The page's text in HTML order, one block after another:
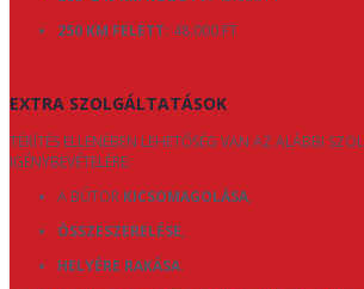
250 KM FELETT: 48.000 FT
EXTRA SZOLGÁLTATÁSOK
TÉRÍTÉS ELLENÉBEN LEHETŐSÉG VAN AZ ALÁBBI
IGÉNYBEVÉTELÉRE:
A BÚTOR KICSOMAGOLÁSA,
ÖSSZESZERELÉSE,
HELYÉRE RAKÁSA.